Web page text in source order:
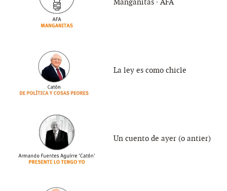
La ley es como chicle
Un cuento de ayer (o antier)